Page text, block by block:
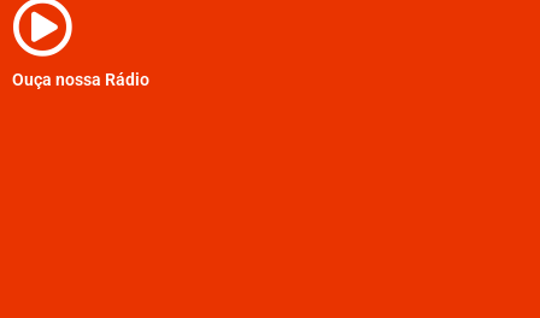
Ouça nossa Rádio